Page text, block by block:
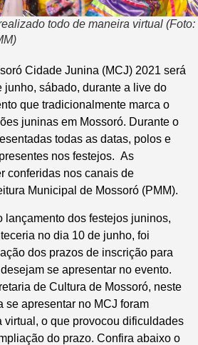
todo de maneira virtual (Foto:
Cidade Junina (MCJ) 2021 será
junho, sábado, durante a live do
que tradicionalmente marca o
juninas em Mossoró. Durante o
todas as datas, polos e
nos festejos. As
conferidas nos canais de
Municipal de Mossoró (PMM).
lançamento dos festejos juninos,
no dia 10 de junho, foi
dos prazos de inscrição para
se apresentar no evento.
de Cultura de Mossoró, neste
se apresentar no MCJ foram
virtual, o que provocou dificuldades
do prazo. Confira abaixo o